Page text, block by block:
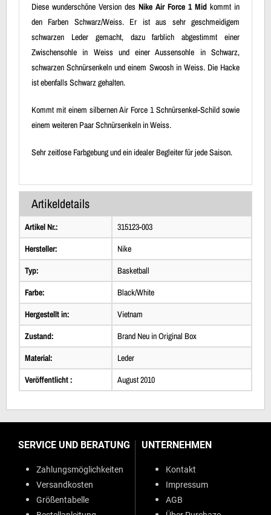
Diese wunderschöne Version des Nike Air Force 1 Mid kommt in
den Farben Schwarz/Weiss. Er ist aus sehr geschmeidigem
schwarzen Leder gemacht, dazu farblich abgestimmt einer
Zwischensohle in Weiss und einer Aussensohle in Schwarz,
schwarzen Schnürsenkeln und einem Swoosh in Weiss. Die Hacke
ist ebenfalls Schwarz gehalten.
Kommt mit einem silbernen Air Force 1 Schnürsenkel-Schild sowie
einem weiteren Paar Schnürsenkeln in Weiss.
Sehr zeitlose Farbgebung und ein idealer Begleiter für jede Saison.
Artikeldetails
Artikel Nr.:
315123-003
Hersteller:
Nike
Typ:
Basketball
Farbe:
Black/White
Hergestellt in:
Vietnam
Zustand:
Brand Neu in Original Box
Material:
Leder
Veröffentlicht :
August 2010
SERVICE UND BERATUNG
Zahlungsmöglichkeiten
Versandkosten
Größentabelle
UNTERNEHMEN
Kontakt
Impressum
AGB